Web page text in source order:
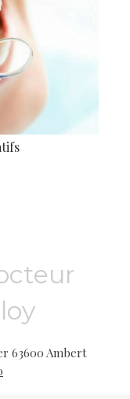
63600 Ambert